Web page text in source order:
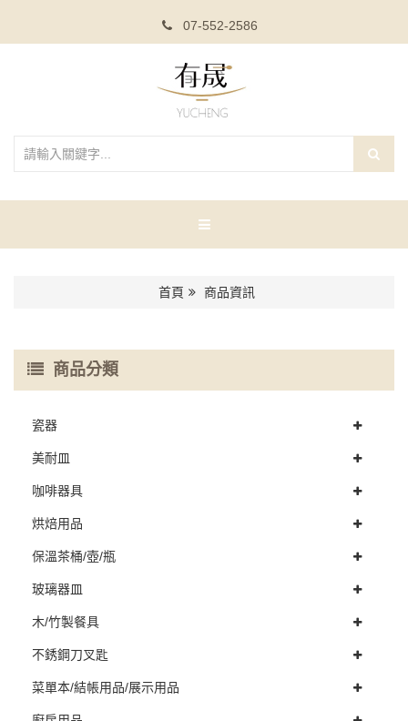
07-552-2586
首頁 商品資訊
商品分類
瓷器
美耐皿
咖啡器具
烘焙用品
保溫茶桶/壺/瓶
玻璃器皿
木/竹製餐具
不銹鋼刀叉匙
菜單本/結帳用品/展示用品